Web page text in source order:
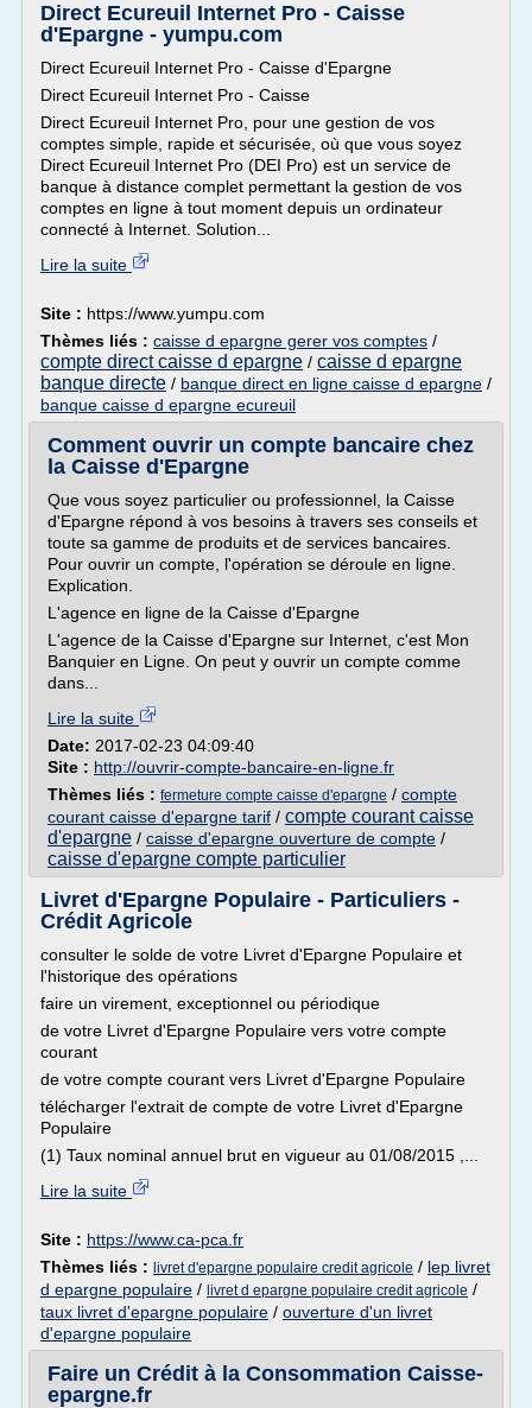
Direct Ecureuil Internet Pro - Caisse
d'Epargne - yumpu.com
Direct Ecureuil Internet Pro - Caisse d'Epargne
Direct Ecureuil Internet Pro - Caisse
Direct Ecureuil Internet Pro, pour une gestion de vos
comptes simple, rapide et sécurisée, où que vous soyez
Direct Ecureuil Internet Pro (DEI Pro) est un service de
banque à distance complet permettant la gestion de vos
comptes en ligne à tout moment depuis un ordinateur
connecté à Internet. Solution...
Lire la suite
Site : https://www.yumpu.com
Thèmes liés : caisse d epargne gerer vos comptes /
compte direct caisse d epargne / caisse d epargne
banque directe / banque direct en ligne caisse d epargne /
banque caisse d epargne ecureuil
Comment ouvrir un compte bancaire chez
la Caisse d'Epargne
Que vous soyez particulier ou professionnel, la Caisse
d'Epargne répond à vos besoins à travers ses conseils et
toute sa gamme de produits et de services bancaires.
Pour ouvrir un compte, l'opération se déroule en ligne.
Explication.
L'agence en ligne de la Caisse d'Epargne
L'agence de la Caisse d'Epargne sur Internet, c'est Mon
Banquier en Ligne. On peut y ouvrir un compte comme
dans...
Lire la suite
Date: 2017-02-23 04:09:40
Site : http://ouvrir-compte-bancaire-en-ligne.fr
Thèmes liés : fermeture compte caisse d'epargne / compte
courant caisse d'epargne tarif / compte courant caisse
d'epargne / caisse d'epargne ouverture de compte /
caisse d'epargne compte particulier
Livret d'Epargne Populaire - Particuliers -
Crédit Agricole
consulter le solde de votre Livret d'Epargne Populaire et
l'historique des opérations
faire un virement, exceptionnel ou périodique
de votre Livret d'Epargne Populaire vers votre compte
courant
de votre compte courant vers Livret d'Epargne Populaire
télécharger l'extrait de compte de votre Livret d'Epargne
Populaire
(1) Taux nominal annuel brut en vigueur au 01/08/2015 ,...
Lire la suite
Site : https://www.ca-pca.fr
Thèmes liés : livret d'epargne populaire credit agricole / lep livret
d epargne populaire / livret d epargne populaire credit agricole /
taux livret d'epargne populaire / ouverture d'un livret
d'epargne populaire
Faire un Crédit à la Consommation Caisse-
epargne.fr